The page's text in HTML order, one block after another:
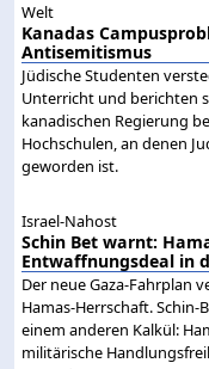
Welt
Kanadas
Antisemitismus
Jüdische Studenten
Unterricht und berichten
kanadischen Regierung
Hochschulen, an denen
geworden ist.
Israel-Nahost
Schin Bet warnt:
Entwaffnungsdeal in
Der neue Gaza-Fahrplan
Hamas-Herrschaft.
einem anderen Kalkül:
militärische